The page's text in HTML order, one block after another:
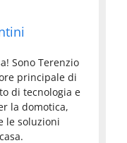
Sono Terenzio
principale di
di tecnologia e
la domotica,
le soluzioni